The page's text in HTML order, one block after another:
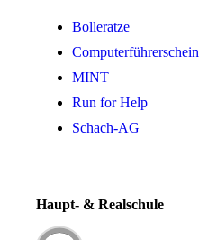
Bolleratze
Computerführerschein
MINT
Run for Help
Schach-AG
Haupt- & Realschule